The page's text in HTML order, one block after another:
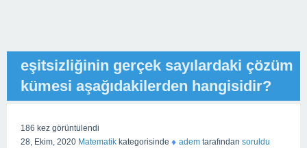
eşitsizliğinin gerçek sayılardaki çözüm
kümesi aşağıdakilerden hangisidir?
186 kez görüntülendi
28, Ekim, 2020 Matematik kategorisinde ♦ adem tarafından soruldu